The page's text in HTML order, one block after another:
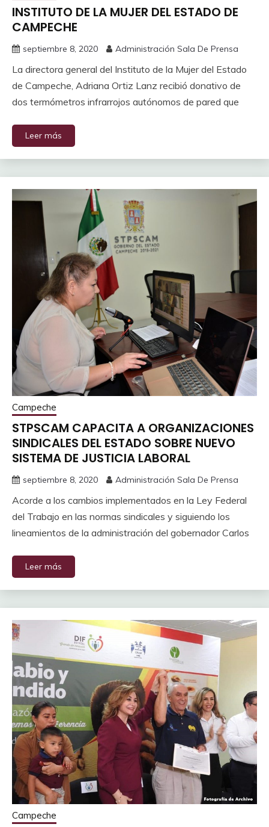
INSTITUTO DE LA MUJER DEL ESTADO DE
CAMPECHE
septiembre 8, 2020 Administración Sala De Prensa
La directora general del Instituto de la Mujer del Estado
de Campeche, Adriana Ortiz Lanz recibió donativo de
dos termómetros infrarrojos autónomos de pared que
Leer más
Campeche
STPSCAM CAPACITA A ORGANIZACIONES
SINDICALES DEL ESTADO SOBRE NUEVO
SISTEMA DE JUSTICIA LABORAL
septiembre 8, 2020 Administración Sala De Prensa
Acorde a los cambios implementados en la Ley Federal
del Trabajo en las normas sindicales y siguiendo los
lineamientos de la administración del gobernador Carlos
Leer más
Campeche